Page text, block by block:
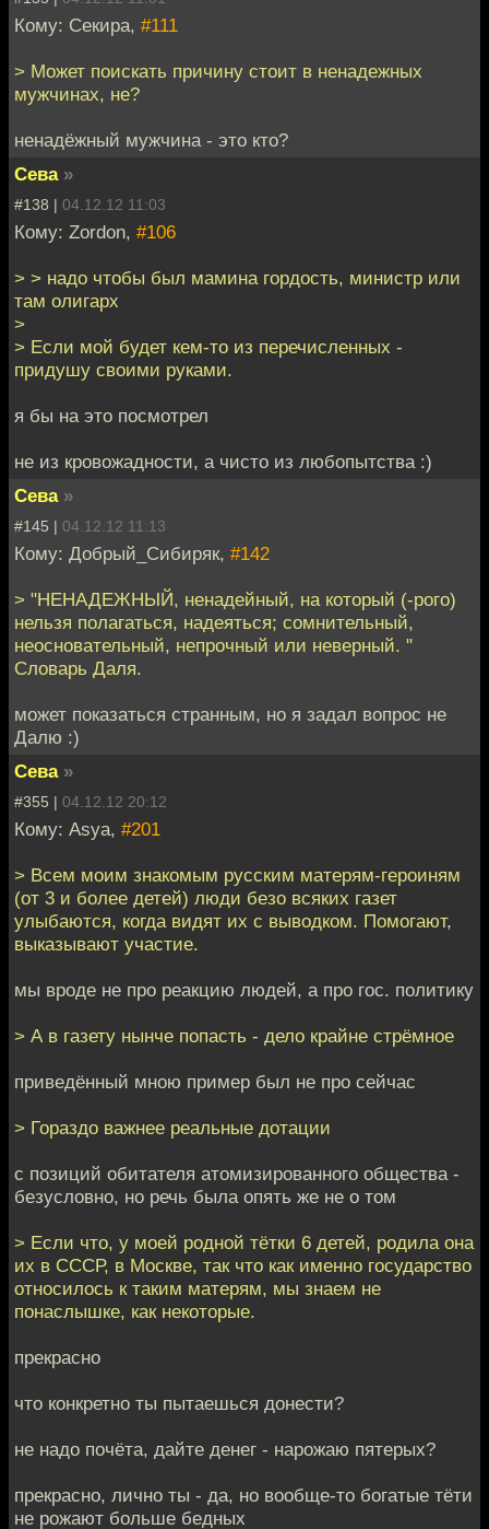
Кому: Секира, #111
> Может поискать причину стоит в ненадежных
мужчинах, не?
ненадёжный мужчина - это кто?
Сева »
#138 | 04.12.12 11:03
Кому: Zordon, #106
> > надо чтобы был мамина гордость, министр или
там олигарх
>
> Если мой будет кем-то из перечисленных -
придушу своими руками.
я бы на это посмотрел
не из кровожадности, а чисто из любопытства :)
Сева »
#145 | 04.12.12 11:13
Кому: Добрый_Сибиряк, #142
> "НЕНАДЕЖНЫЙ, ненадейный, на который (-рого)
нельзя полагаться, надеяться; сомнительный,
неосновательный, непрочный или неверный. "
Словарь Даля.
может показаться странным, но я задал вопрос не
Далю :)
Сева »
#355 | 04.12.12 20:12
Кому: Asya, #201
> Всем моим знакомым русским матерям-героиням
(от 3 и более детей) люди безо всяких газет
улыбаются, когда видят их с выводком. Помогают,
выказывают участие.
мы вроде не про реакцию людей, а про гос. политику
> А в газету нынче попасть - дело крайне стрёмное
приведённый мною пример был не про сейчас
> Гораздо важнее реальные дотации
с позиций обитателя атомизированного общества -
безусловно, но речь была опять же не о том
> Если что, у моей родной тётки 6 детей, родила она
их в СССР, в Москве, так что как именно государство
относилось к таким матерям, мы знаем не
понаслышке, как некоторые.
прекрасно
что конкретно ты пытаешься донести?
не надо почёта, дайте денег - нарожаю пятерых?
прекрасно, лично ты - да, но вообще-то богатые тёти
не рожают больше бедных